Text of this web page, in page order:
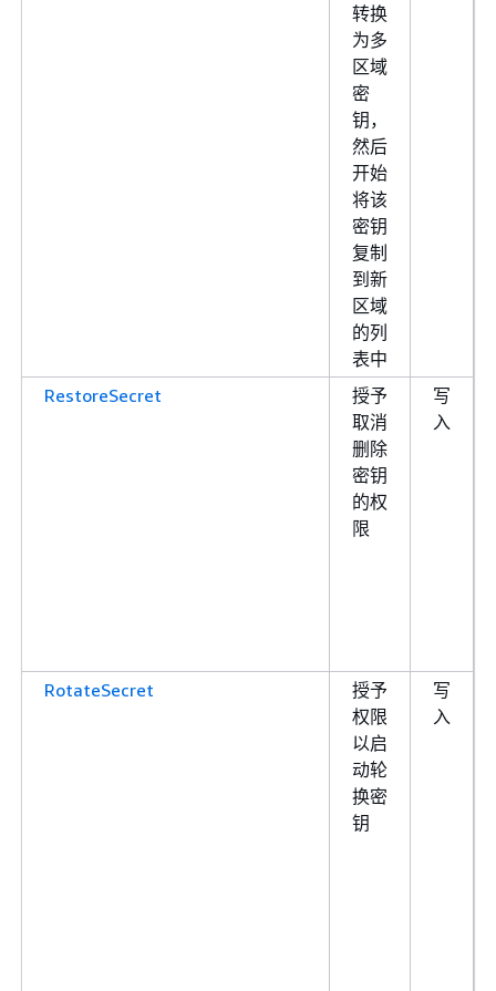
转换
为多
区域
密
钥，
然后
开始
将该
密钥
复制
到新
区域
的列
表中
RestoreSecret
授予
取消
删除
密钥
的权
限
写
入
RotateSecret
授予
权限
以启
动轮
换密
钥
写
入